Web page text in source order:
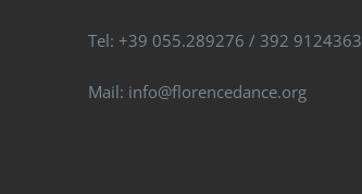
Tel: +39 055.289276 / 392 9124363
Mail: info@florencedance.org